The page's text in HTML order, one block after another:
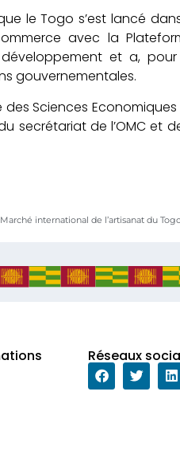
le Togo s’est lancé
avec la
développement et a,
gouvernementales.
Sciences
secrétariat de l’OMC et
Réseaux